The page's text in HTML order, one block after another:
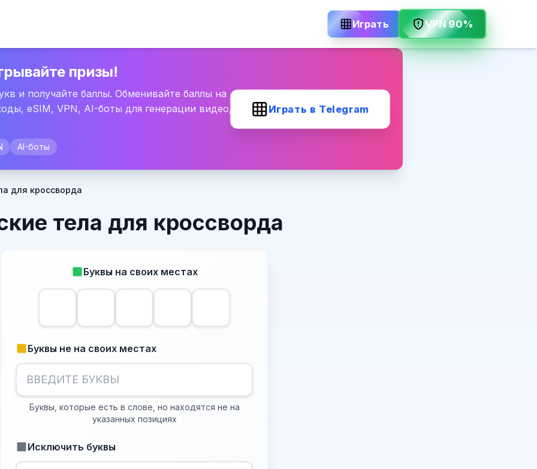
Играть VPN 90%
призы!
и получайте баллы. Обменивайте баллы на
eSIM, VPN, AI-боты для генерации видео,
AI-боты
Играть в Telegram
для кроссворда
тела для кроссворда
Буквы на своих местах
Буквы не на своих местах
Буквы, которые есть в слове, но находятся не на
указанных позициях
Исключить буквы